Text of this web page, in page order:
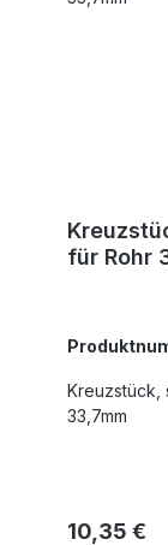
für Rohr
Kreuzstück,
33,7mm
Regulärer
10,35 €